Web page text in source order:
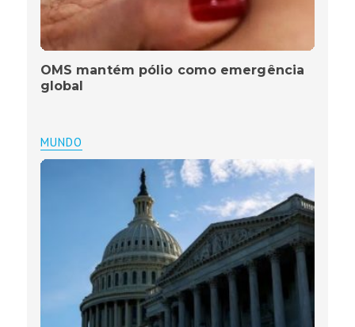
OMS mantém pólio como emergência
global
MUNDO